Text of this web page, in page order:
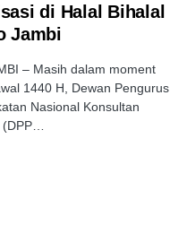
di Halal Bihalal
Jambi
– Masih dalam moment
1440 H, Dewan Pengurus
Nasional Konsultan